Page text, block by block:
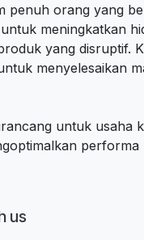
penuh orang yang
meningkatkan
yang disruptif.
menyelesaikan
untuk usaha
performa
us